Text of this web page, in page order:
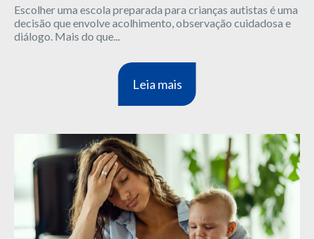
Escolher uma escola preparada para crianças autistas é uma
decisão que envolve acolhimento, observação cuidadosa e
diálogo. Mais do que...
Leia mais